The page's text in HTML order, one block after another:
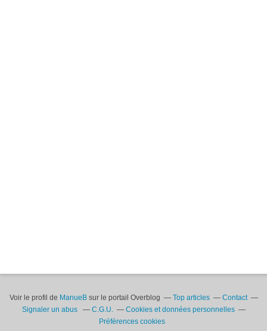
Voir le profil de ManueBsur le portail Overblog Top articles
Contact
Signaler un abus
C.G.U.
Cookies et données personnelles
Préférences cookies